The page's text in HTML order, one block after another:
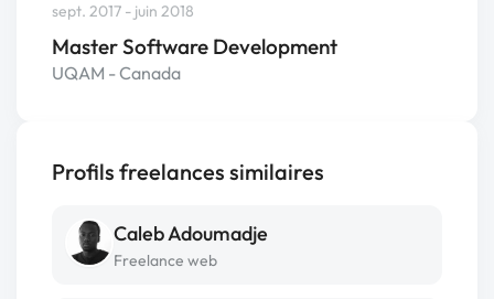
sept. 2017 - juin 2018
Master Software Development
UQAM - Canada
Profils freelances similaires
Caleb Adoumadje
Freelance web